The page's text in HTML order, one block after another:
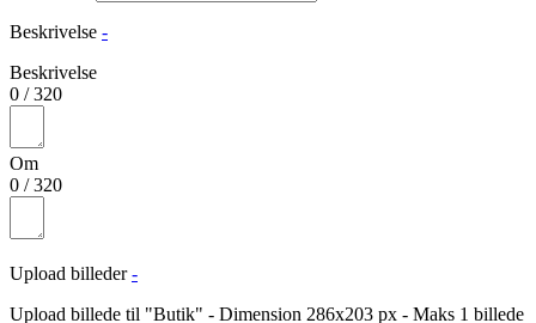
Beskrivelse -
Beskrivelse
0 /320
Om
0 /320
Upload billeder -
Upload billede til "Butik" - Dimension 286x203 px - Maks 1 billede